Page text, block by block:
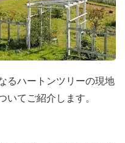
るハートンツリーの現地
いてご紹介します。